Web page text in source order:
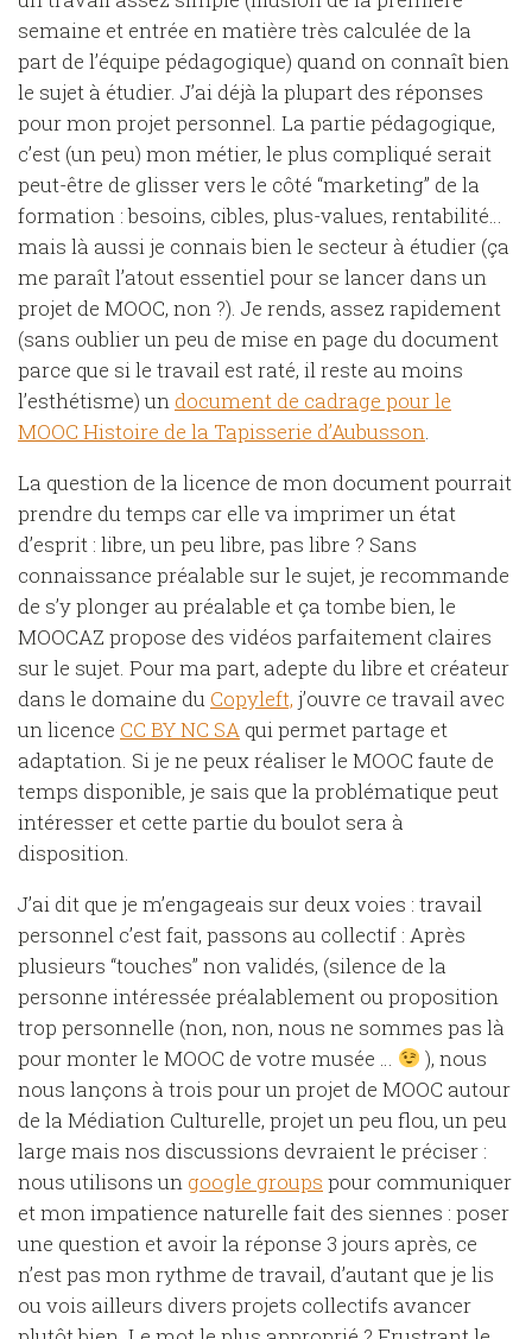
semaine et entrée en matière très calculée de la
part de l’équipe pédagogique) quand on connaît bien
le sujet à étudier. J’ai déjà la plupart des réponses
pour mon projet personnel. La partie pédagogique,
c’est (un peu) mon métier, le plus compliqué serait
peut-être de glisser vers le côté “marketing” de la
formation : besoins, cibles, plus-values, rentabilité…
mais là aussi je connais bien le secteur à étudier (ça
me paraît l’atout essentiel pour se lancer dans un
projet de MOOC, non ?). Je rends, assez rapidement
(sans oublier un peu de mise en page du document
parce que si le travail est raté, il reste au moins
l’esthétisme) un document de cadrage pour le
MOOC Histoire de la Tapisserie d’Aubusson.
La question de la licence de mon document pourrait
prendre du temps car elle va imprimer un état
d’esprit : libre, un peu libre, pas libre ? Sans
connaissance préalable sur le sujet, je recommande
de s’y plonger au préalable et ça tombe bien, le
MOOCAZ propose des vidéos parfaitement claires
sur le sujet. Pour ma part, adepte du libre et créateur
dans le domaine du Copyleft, j’ouvre ce travail avec
un licence CC BY NC SA qui permet partage et
adaptation. Si je ne peux réaliser le MOOC faute de
temps disponible, je sais que la problématique peut
intéresser et cette partie du boulot sera à
disposition.
J’ai dit que je m’engageais sur deux voies : travail
personnel c’est fait, passons au collectif : Après
plusieurs “touches” non validés, (silence de la
personne intéressée préalablement ou proposition
trop personnelle (non, non, nous ne sommes pas là
pour monter le MOOC de votre musée …
), nous
nous lançons à trois pour un projet de MOOC autour
de la Médiation Culturelle, projet un peu flou, un peu
large mais nos discussions devraient le préciser :
nous utilisons un google groups pour communiquer
et mon impatience naturelle fait des siennes : poser
une question et avoir la réponse 3 jours après, ce
n’est pas mon rythme de travail, d’autant que je lis
ou vois ailleurs divers projets collectifs avancer